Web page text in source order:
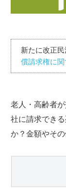
新たに改正
償請求権に関
老人・高齢者
社に請求でき
か？金額やそ